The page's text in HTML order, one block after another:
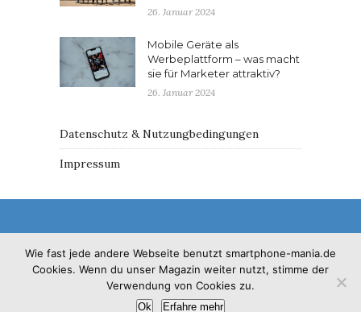
26. Januar 2024
Mobile Geräte als
Werbeplattform – was macht
sie für Marketer attraktiv?
26. Januar 2024
Datenschutz & Nutzungbedingungen
Impressum
© 2017 - Solo Pine. All Rights Reserved. Designed &
Developed bySoloPine.com
Wie fast jede andere Webseite benutzt smartphone-mania.de
Cookies. Wenn du unser Magazin weiter nutzt, stimme der
Verwendung von Cookies zu.
Ok Erfahre mehr